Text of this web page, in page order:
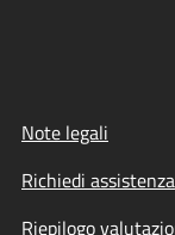
Note legali
Richiedi assistenza
Riepilogo